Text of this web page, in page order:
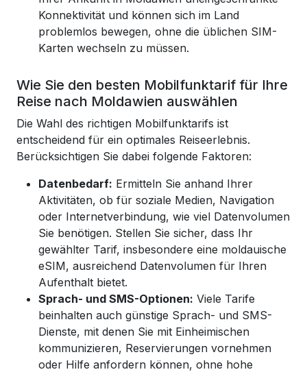
Konnektivität und können sich im Land
problemlos bewegen, ohne die üblichen SIM-
Karten wechseln zu müssen.
Wie Sie den besten Mobilfunktarif für Ihre
Reise nach Moldawien auswählen
Die Wahl des richtigen Mobilfunktarifs ist
entscheidend für ein optimales Reiseerlebnis.
Berücksichtigen Sie dabei folgende Faktoren:
Datenbedarf: Ermitteln Sie anhand Ihrer
Aktivitäten, ob für soziale Medien, Navigation
oder Internetverbindung, wie viel Datenvolumen
Sie benötigen. Stellen Sie sicher, dass Ihr
gewählter Tarif, insbesondere eine moldauische
eSIM, ausreichend Datenvolumen für Ihren
Aufenthalt bietet.
Sprach- und SMS-Optionen: Viele Tarife
beinhalten auch günstige Sprach- und SMS-
Dienste, mit denen Sie mit Einheimischen
kommunizieren, Reservierungen vornehmen
oder Hilfe anfordern können, ohne hohe